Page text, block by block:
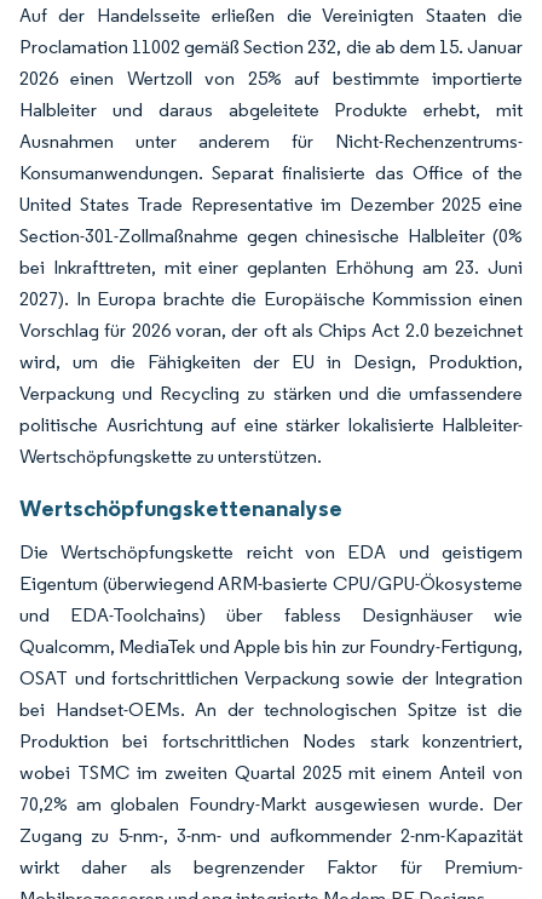
Auf der Handelsseite erließen die Vereinigten Staaten die
Proclamation 11002 gemäß Section 232, die ab dem 15. Januar
2026 einen Wertzoll von 25% auf bestimmte importierte
Halbleiter und daraus abgeleitete Produkte erhebt, mit
Ausnahmen unter anderem für Nicht-Rechenzentrums-
Konsumanwendungen. Separat finalisierte das Office of the
United States Trade Representative im Dezember 2025 eine
Section-301-Zollmaßnahme gegen chinesische Halbleiter (0%
bei Inkrafttreten, mit einer geplanten Erhöhung am 23. Juni
2027). In Europa brachte die Europäische Kommission einen
Vorschlag für 2026 voran, der oft als Chips Act 2.0 bezeichnet
wird, um die Fähigkeiten der EU in Design, Produktion,
Verpackung und Recycling zu stärken und die umfassendere
politische Ausrichtung auf eine stärker lokalisierte Halbleiter-
Wertschöpfungskette zu unterstützen.
Wertschöpfungskettenanalyse
Die Wertschöpfungskette reicht von EDA und geistigem
Eigentum (überwiegend ARM-basierte CPU/GPU-Ökosysteme
und EDA-Toolchains) über fabless Designhäuser wie
Qualcomm, MediaTek und Apple bis hin zur Foundry-Fertigung,
OSAT und fortschrittlichen Verpackung sowie der Integration
bei Handset-OEMs. An der technologischen Spitze ist die
Produktion bei fortschrittlichen Nodes stark konzentriert,
wobei TSMC im zweiten Quartal 2025 mit einem Anteil von
70,2% am globalen Foundry-Markt ausgewiesen wurde. Der
Zugang zu 5-nm-, 3-nm- und aufkommender 2-nm-Kapazität
wirkt daher als begrenzender Faktor für Premium-